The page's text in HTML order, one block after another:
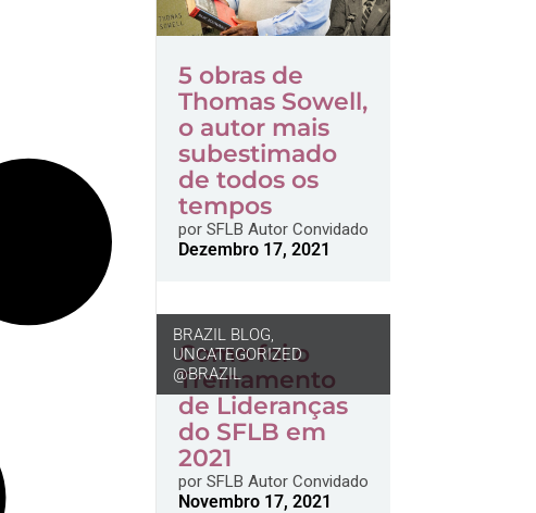
5 obras de
Thomas Sowell,
o autor mais
subestimado
de todos os
tempos
porSFLB Autor Convidado
Dezembro 17, 2021
BRAZIL BLOG,
UNCATEGORIZED
@BRAZIL
Como foi o
Treinamento
de Lideranças
do SFLB em
2021
porSFLB Autor Convidado
Novembro 17, 2021